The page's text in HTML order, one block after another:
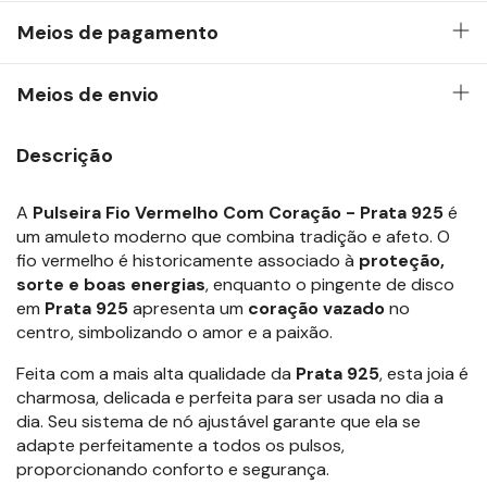
Meios de pagamento
Meios de envio
Descrição
A Pulseira Fio Vermelho Com Coração - Prata 925é
um amuleto moderno que combina tradição e afeto. O
fio vermelho é historicamente associado à proteção,
sorte e boas energias, enquanto o pingente de disco
em Prata 925apresenta um coração vazadono
centro, simbolizando o amor e a paixão.
Feita com a mais alta qualidade da Prata 925, esta joia é
charmosa, delicada e perfeita para ser usada no dia a
dia. Seu sistema de nó ajustável garante que ela se
adapte perfeitamente a todos os pulsos,
proporcionando conforto e segurança.